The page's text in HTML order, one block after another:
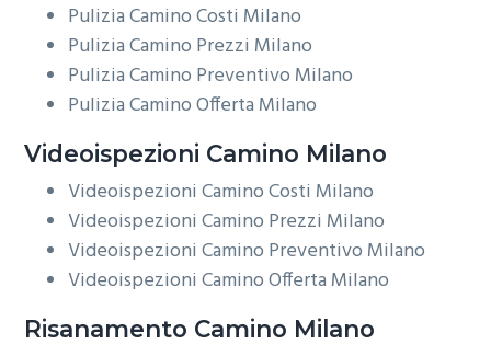
Pulizia Camino Costi Milano
Pulizia Camino Prezzi Milano
Pulizia Camino Preventivo Milano
Pulizia Camino Offerta Milano
Videoispezioni Camino Milano
Videoispezioni Camino Costi Milano
Videoispezioni Camino Prezzi Milano
Videoispezioni Camino Preventivo Milano
Videoispezioni Camino Offerta Milano
Risanamento Camino Milano